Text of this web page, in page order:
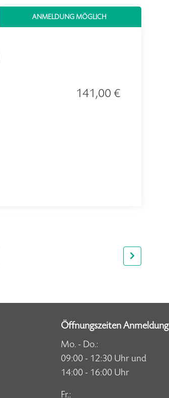
ANMELDUNG MÖGLICH
141,00 €
Öffnungszeiten Anmeldung
Mo. - Do.:
09:00 - 12:30 Uhr und
14:00 - 16:00 Uhr
Fr.: